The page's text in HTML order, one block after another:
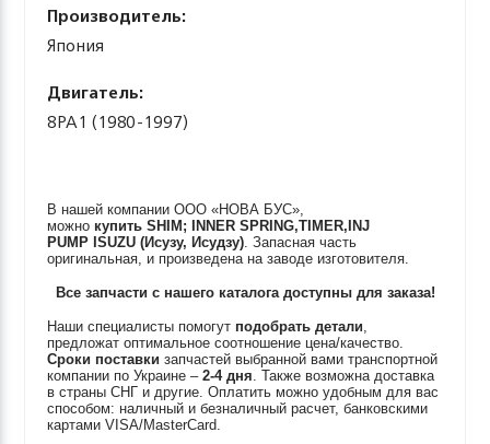
Производитель:
Япония
Двигатель:
8PA1 (1980-1997)
В нашей компании ООО «НОВА БУС»,
можно купитьSHIM; INNER SPRING,TIMER,INJ
PUMP ISUZU (Исузу, Исудзу). Запасная часть
оригинальная, и произведена на заводе изготовителя.
Все запчасти с нашего каталога доступны для заказа!
Наши специалисты помогут подобрать детали,
предложат оптимальное соотношение цена/качество.
Сроки поставки запчастей выбранной вами транспортной
компании по Украине –2-4 дня. Также возможна доставка
в страны СНГ и другие. Оплатить можно удобным для вас
способом: наличный и безналичный расчет, банковскими
картами VISA/MasterCard.